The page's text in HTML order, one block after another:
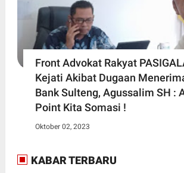
Front Advokat Rakyat
Kejati Akibat Dugaan
Bank Sulteng, Agussalim SH :
Point Kita Somasi !
Oktober 02, 2023
KABAR TERBARU